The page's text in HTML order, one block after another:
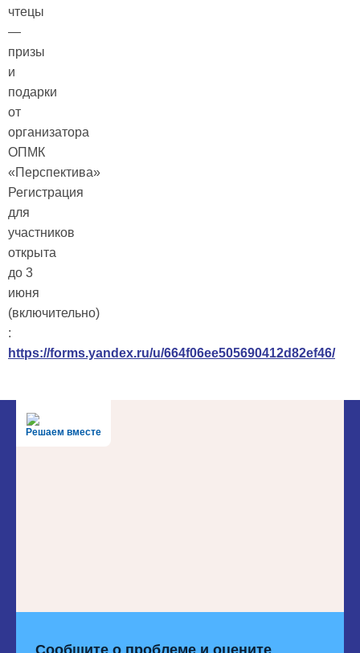
чтецы
—
призы
и
подарки
от
организатора
ОПМК
«Перспектива»
Регистрация
для
участников
открыта
до 3
июня
(включительно)
:
https://forms.yandex.ru/u/664f06ee505690412d82ef46/
Решаем вместе